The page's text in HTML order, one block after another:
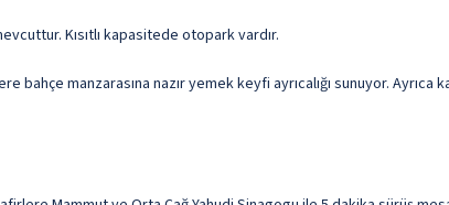
Kısıtlı kapasitede otopark vardır.
bahçe manzarasına nazır yemek keyfi ayrıcalığı sunuyor.